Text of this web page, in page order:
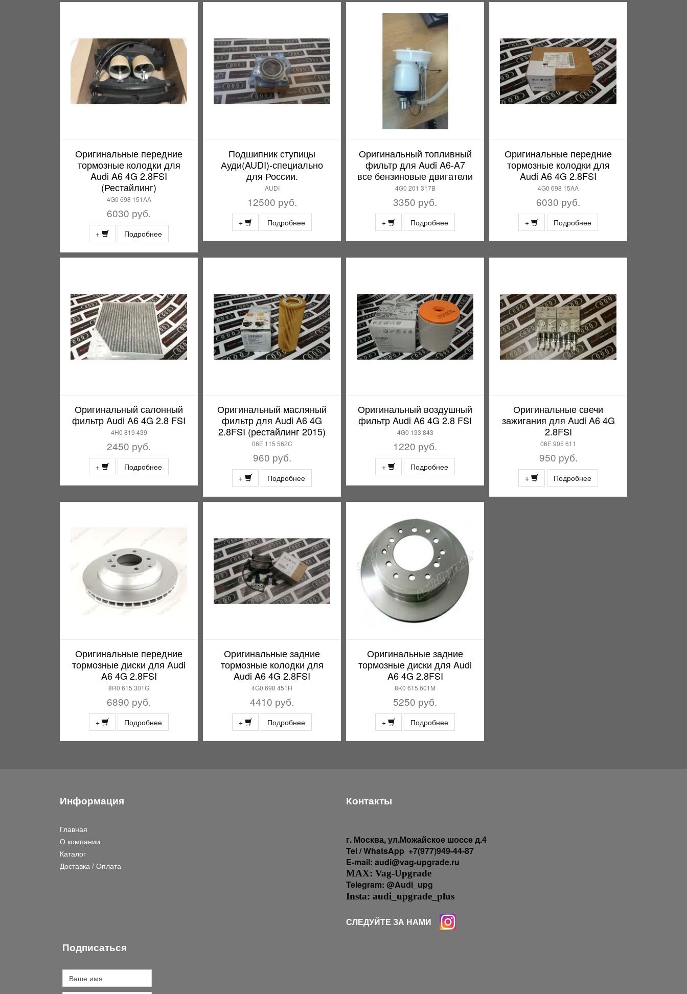
Оригинальные передние
тормозные колодки для
Audi A6 4G 2.8FSI
(Рестайлинг)
4G0 698 151AA
6030 руб.
+ Подробнее
Подшипник ступицы
Ауди(AUDI)-специально
для России.
AUDI
12500 руб.
+ Подробнее
Оригинальный топливный
фильтр для Audi A6-A7
все бензиновые двигатели
4G0 201 317B
3350 руб.
+ Подробнее
Оригинальные передние
тормозные колодки для
Audi A6 4G 2.8FSI
4G0 698 15AA
6030 руб.
+ Подробнее
Оригинальный салонный
фильтр Audi A6 4G 2.8 FSI
4H0 819 439
2450 руб.
+ Подробнее
Оригинальный масляный
фильтр для Audi A6 4G
2.8FSI (рестайлинг 2015)
06E 115 562C
960 руб.
+ Подробнее
Оригинальный воздушный
фильтр Audi A6 4G 2.8 FSI
4G0 133 843
1220 руб.
+ Подробнее
Оригинальные свечи
зажигания для Audi A6 4G
2.8FSI
06E 905 611
950 руб.
+ Подробнее
Оригинальные передние
тормозные диски для Audi
A6 4G 2.8FSI
8R0 615 301G
6890 руб.
+ Подробнее
Оригинальные задние
тормозные колодки для
Audi A6 4G 2.8FSI
4G0 698 451H
4410 руб.
+ Подробнее
Оригинальные задние
тормозные диски для Audi
A6 4G 2.8FSI
8K0 615 601M
5250 руб.
+ Подробнее
Информация
Главная
О компании
Каталог
Доставка / Оплата
Контакты
г. Москва, ул.Можайское шоссе д.4
Tel / WhatsApp +7(977)949-44-87
E-mail: audi@vag-upgrade.ru
MAX: Vag-Upgrade
Telegram: @Audi_upg
Insta: audi_upgrade_plus
СЛЕДУЙТЕ ЗА НАМИ
Подписаться